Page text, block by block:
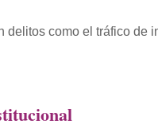
como el tráfico de